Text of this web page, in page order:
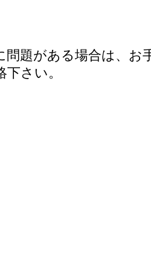
問題がある場合は、お
さい。